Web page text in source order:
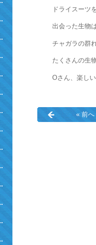
ドライスーツ
出会った生物
チャガラの群
たくさんの生
Oさん、楽し
« 前へ